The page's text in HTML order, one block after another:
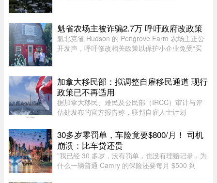
醒：“今天下午至今晚，天气条件有 ...
魁省农场主被诈骗2.7万 呼吁政府改政策
魁北克省 Hudson 的 Pengrove Farm 农场主正公
开发声，呼吁修改相关政策以保护小企业免受“买
Cosgrove 和 Matt Penney 夫 ...
加拿大移民部：拟调整自雇移民通道 现行
政策已不再适用
据加拿大移民、难民及公民部（IRCC）审计与评
估处发布的官方报告称，联邦自雇人士计划
处理周期的困扰，主要原因是该计划“项目目标不
明确，资格标准过于宽泛”。SEPP 是 ...
30多岁零罚单，车险竟要$800/月！ 司机
崩溃：比车贷还贵
"我已经 30 多岁，没有罚单，也没有理赔记录，为
什么一辆普通 Camry 的保险还要每月 $500 到